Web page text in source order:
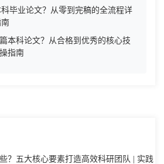
毕业论文？从零到完稿的全流程详
本科论文？从合格到优秀的核心技
指南
？五大核心要素打造高效科研团队 | 实践